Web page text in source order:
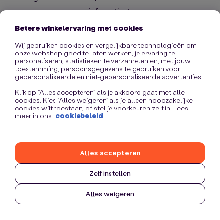
information).
Betere winkelervaring met cookies
Wij gebruiken cookies en vergelijkbare technologieën om
onze webshop goed te laten werken, je ervaring te
personaliseren, statistieken te verzamelen en, met jouw
toestemming, persoonsgegevens te gebruiken voor
gepersonaliseerde en niet-gepersonaliseerde advertenties.
Klik op “Alles accepteren” als je akkoord gaat met alle
cookies. Kies “Alles weigeren” als je alleen noodzakelijke
cookies wilt toestaan, of stel je voorkeuren zelf in. Lees
meer in ons cookiebeleid
Zelf instellen
Alles weigeren
Alles accepteren